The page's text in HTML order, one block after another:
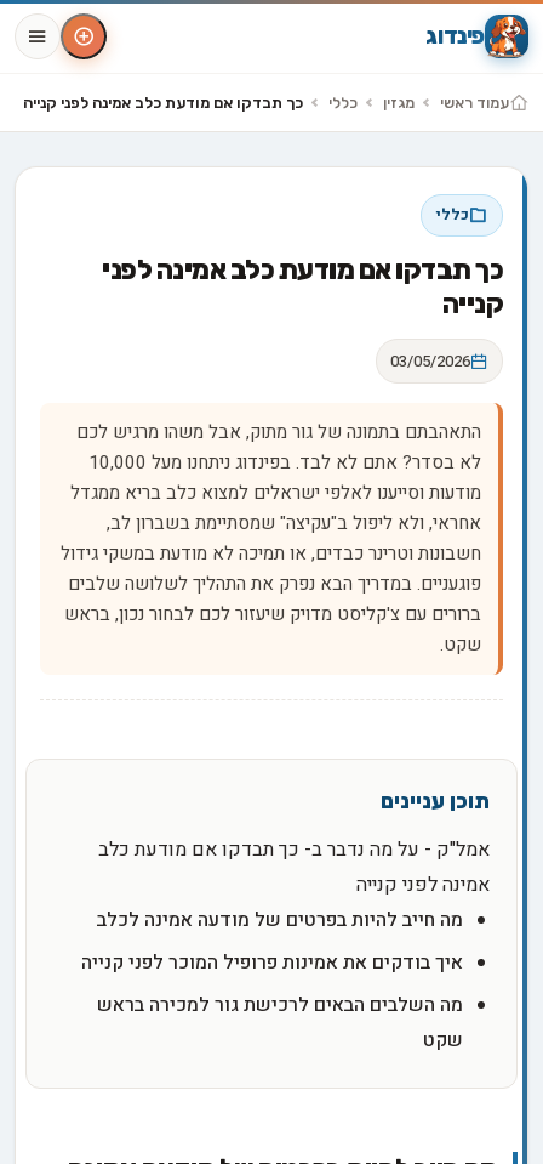
פינדוג
עמוד ראשי מגזין כללי כך תבדקו אם מודעת כלב אמינה לפני קנייה
כללי
כך תבדקו אם מודעת כלב אמינה לפני
קנייה
03/05/2026
התאהבתם בתמונה של גור מתוק, אבל משהו מרגיש לכם
לא בסדר? אתם לא לבד. בפינדוג ניתחנו מעל 10,000
מודעות וסייענו לאלפי ישראלים למצוא כלב בריא ממגדל
אחראי, ולא ליפול ב"עקיצה" שמסתיימת בשברון לב,
חשבונות וטרינר כבדים, או תמיכה לא מודעת במשקי גידול
פוגעניים. במדריך הבא נפרק את התהליך לשלושה שלבים
ברורים עם צ'קליסט מדויק שיעזור לכם לבחור נכון, בראש
שקט.
אמל"ק - על מה נדבר ב- כך תבדקו אם מודעת כלב
אמינה לפני קנייה
מה חייב להיות בפרטים של מודעה אמינה לכלב
איך בודקים את אמינות פרופיל המוכר לפני קנייה
מה השלבים הבאים לרכישת גור למכירה בראש
שקט